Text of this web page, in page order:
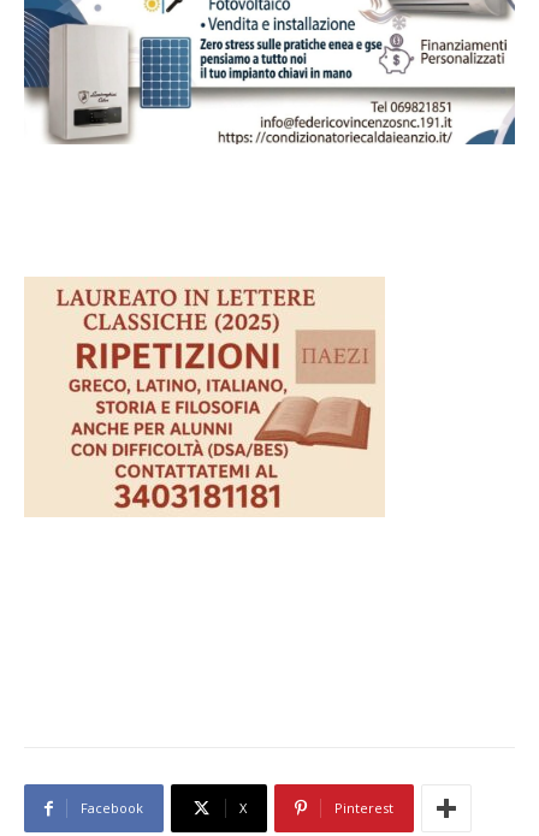
Facebook X Pinterest